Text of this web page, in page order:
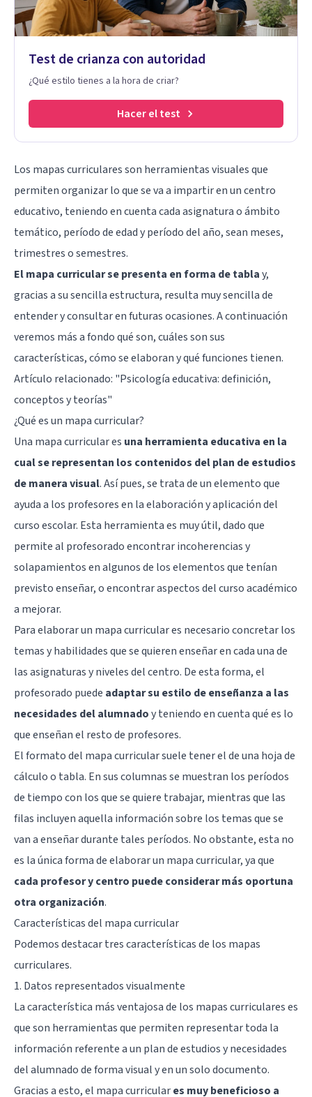
Test de crianza con autoridad
¿Qué estilo tienes a la hora de criar?
Hacer el test
Los mapas curriculares son herramientas visuales que
permiten organizar lo que se va a impartir en un centro
educativo, teniendo en cuenta cada asignatura o ámbito
temático, período de edad y período del año, sean meses,
trimestres o semestres.
El mapa curricular se presenta en forma de tablay,
gracias a su sencilla estructura, resulta muy sencilla de
entender y consultar en futuras ocasiones. A continuación
veremos más a fondo qué son, cuáles son sus
características, cómo se elaboran y qué funciones tienen.
Artículo relacionado: "Psicología educativa: definición,
conceptos y teorías"
¿Qué es un mapa curricular?
Una mapa curricular es una herramienta educativa en la
cual se representan los contenidos del plan de estudios
de manera visual. Así pues, se trata de un elemento que
ayuda a los profesores en la elaboración y aplicación del
curso escolar. Esta herramienta es muy útil, dado que
permite al profesorado encontrar incoherencias y
solapamientos en algunos de los elementos que tenían
previsto enseñar, o encontrar aspectos del curso académico
a mejorar.
Para elaborar un mapa curricular es necesario concretar los
temas y habilidades que se quieren enseñar en cada una de
las asignaturas y niveles del centro. De esta forma, el
profesorado puede adaptar su estilo de enseñanza a las
necesidades del alumnadoy teniendo en cuenta qué es lo
que enseñan el resto de profesores.
El formato del mapa curricular suele tener el de una hoja de
cálculo o tabla. En sus columnas se muestran los períodos
de tiempo con los que se quiere trabajar, mientras que las
filas incluyen aquella información sobre los temas que se
van a enseñar durante tales períodos. No obstante, esta no
es la única forma de elaborar un mapa curricular, ya que
cada profesor y centro puede considerar más oportuna
otra organización.
Características del mapa curricular
Podemos destacar tres características de los mapas
curriculares.
1. Datos representados visualmente
La característica más ventajosa de los mapas curriculares es
que son herramientas que permiten representar toda la
información referente a un plan de estudios y necesidades
del alumnado de forma visual y en un solo documento.
Gracias a esto, el mapa curriculares muy beneficioso a